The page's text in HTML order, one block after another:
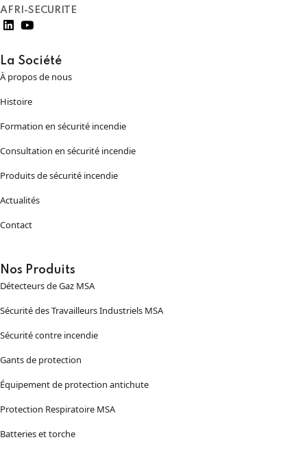
AFRI-SECURITE
La Société
À propos de nous
Histoire
Formation en sécurité incendie
Consultation en sécurité incendie
Produits de sécurité incendie
Actualités
Contact
Nos Produits
Détecteurs de Gaz MSA
Sécurité des Travailleurs Industriels MSA
Sécurité contre incendie
Gants de protection
Équipement de protection antichute
Protection Respiratoire MSA
Batteries et torche